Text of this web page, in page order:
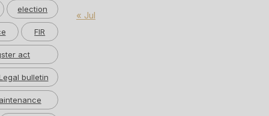
election
FIR
act
bulletin
« Jul